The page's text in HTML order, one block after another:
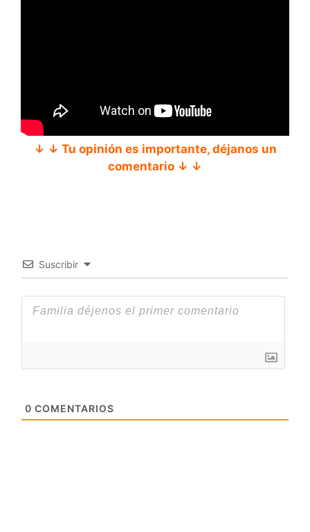
↓ ↓ Tu opinión es importante, déjanos un
comentario ↓ ↓
Suscribir
0 COMENTARIOS